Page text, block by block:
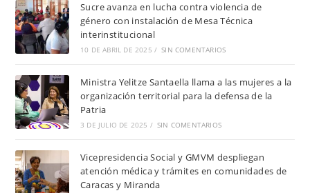
Sucre avanza en lucha contra violencia de
género con instalación de Mesa Técnica
interinstitucional
10 DE ABRIL DE 2025 / SIN COMENTARIOS
Ministra Yelitze Santaella llama a las mujeres a la
organización territorial para la defensa de la
Patria
3 DE JULIO DE 2025 / SIN COMENTARIOS
Vicepresidencia Social y GMVM despliegan
atención médica y trámites en comunidades de
Caracas y Miranda